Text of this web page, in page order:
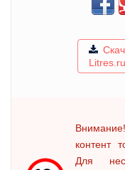
Litres.ru
контент
Для